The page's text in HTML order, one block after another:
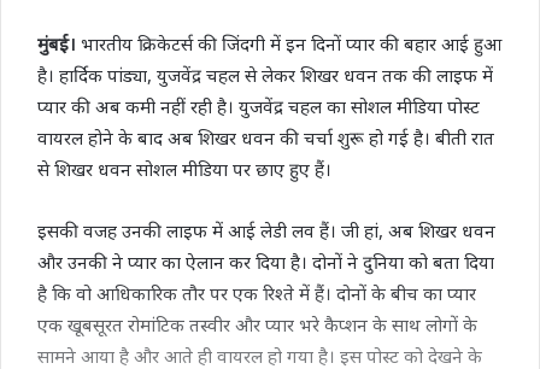
मुंबई। भारतीय क्रिकेटर्स की जिंदगी में इन दिनों प्यार की बहार आई हुआ
है। हार्दिक पांड्या, युजवेंद्र चहल से लेकर शिखर धवन तक की लाइफ में
प्यार की अब कमी नहीं रही है। युजवेंद्र चहल का सोशल मीडिया पोस्ट
वायरल होने के बाद अब शिखर धवन की चर्चा शुरू हो गई है। बीती रात
से शिखर धवन सोशल मीडिया पर छाए हुए हैं।
इसकी वजह उनकी लाइफ में आई लेडी लव हैं। जी हां, अब शिखर धवन
और उनकी ने प्यार का ऐलान कर दिया है। दोनों ने दुनिया को बता दिया
है कि वो आधिकारिक तौर पर एक रिश्ते में हैं। दोनों के बीच का प्यार
एक खूबसूरत रोमांटिक तस्वीर और प्यार भरे कैप्शन के साथ लोगों के
सामने आया है और आते ही वायरल हो गया है। इस पोस्ट को देखने के